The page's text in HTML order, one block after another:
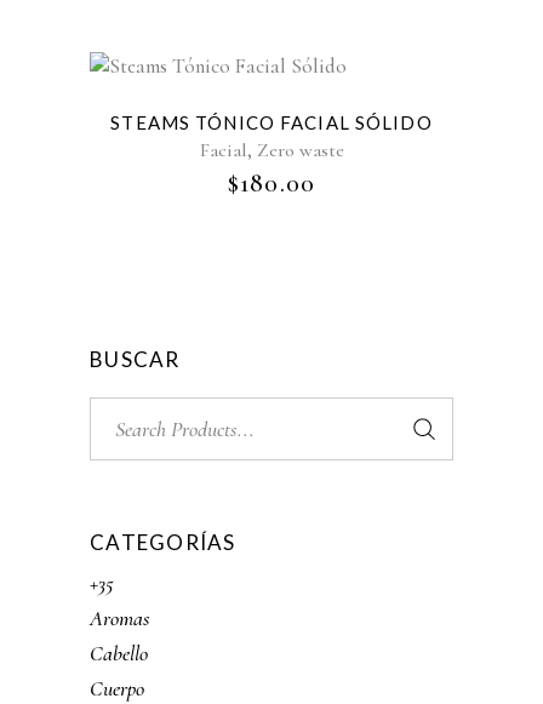
Sold
STEAMS TÓNICO FACIAL SÓLIDO
Facial, Zero waste
$180.00
BUSCAR
for:
CATEGORÍAS
+35
Aromas
Cabello
Cuerpo